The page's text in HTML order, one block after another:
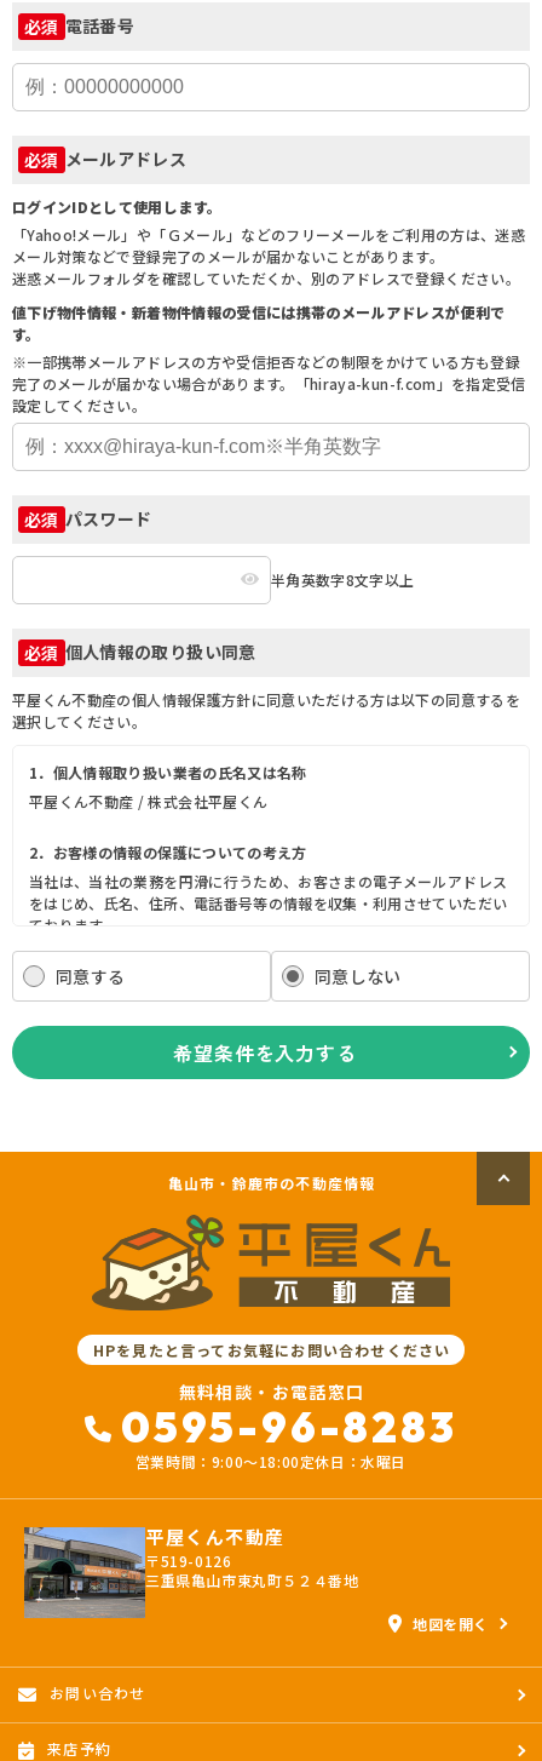
必須 電話番号
必須 メールアドレス
ログインIDとして使用します。
「Yahoo!メール」や「Ｇメール」などのフリーメールをご利用の方は、迷惑
メール対策などで登録完了のメールが届かないことがあります。
迷惑メールフォルダを確認していただくか、別のアドレスで登録ください。
値下げ物件情報・新着物件情報の受信には携帯のメールアドレスが便利で
す。
※一部携帯メールアドレスの方や受信拒否などの制限をかけている方も登録
完了のメールが届かない場合があります。「hiraya-kun-f.com」を指定受信
設定してください。
必須 パスワード
半角英数字8文字以上
必須 個人情報の取り扱い同意
平屋くん不動産の個人情報保護方針に同意いただける方は以下の同意するを
選択してください。
1．個人情報取り扱い業者の氏名又は名称
平屋くん不動産 / 株式会社平屋くん
2．お客様の情報の保護についての考え方
当社は、当社の業務を円滑に行うため、お客さまの電子メールアドレス
をはじめ、氏名、住所、電話番号等の情報を収集・利用させていただい
ております。
当社は、これらのお客さまの個人情報（以下「お客さま情報」といいま
す。）の適正な保護を重大な責務と認識し、この責務を果たすために、
次の方針の下でお客さま情報を取り扱います。
(1) お客さま情報に適用される個人情報の保護に関する法律その他の関
係法令を遵守し、適切に取り扱います。また、適宜取扱いの改善に努め
(3) お客さま情報の収集に際しては、利用目的を特定して通知または公
表し、その利用目的にしたがってお客さま情報を取り扱います。
(4) お客さま情報の漏洩、紛失、改ざん等を防止するために必要な 対策
を講じて適切な管理を行います。
(5) 保有するお客さま情報について、お客さま本人からの開示、訂正、
削除、利用停止の依頼を所定の窓口でお受けして、誠意をもって対応い
たします。
3．お客様の情報の利用目的
当社は、不動産についてのサービスをお客さまにご利用いただくにあた
り、各種の申込みの受付、訪問、提案、見積、各種の工事やサービス提
供等の機会に、当社が直接あるいは協力会社又は業務委託先等を通じ
に利用させていただきます。
(1) 不動産についてのサービスの提供
(2) 不動産についてのサービスのアフターサービスの提供
(3) 不動産についてのサービスのお知らせ・ＰＲ、調査・データ集積、
(5) その他上記(1)から(4)に附随する業務の実施
なお、当社は、サイト管理会社が提供するサービス改善に必要な範囲
同意する 同意しない
希望条件を入力する
亀山市・鈴鹿市の不動産情報
HPを見たと言ってお気軽にお問い合わせください
無料相談・お電話窓口
0595-96-8283
営業時間：9:00〜18:00定休日：水曜日
平屋くん不動産
〒519-0126
三重県亀山市東丸町５２４番地
地図を開く
お問い合わせ
来店予約